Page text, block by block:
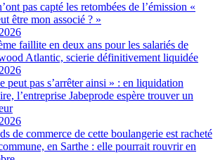
pas capté les retombées de l’émission «
être mon associé ? »
faillite en deux ans pour les salariés de
Atlantic, scierie définitivement liquidée
peut pas s’arrêter ainsi » : en liquidation
l’entreprise Jabeprode espère trouver un
de commerce de cette boulangerie est racheté
en Sarthe : elle pourrait rouvrir en